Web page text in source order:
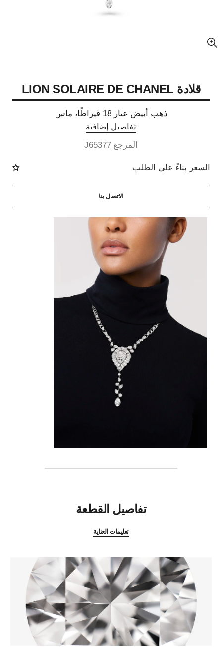
عرض مكبّر عن الصورة
قلادة LION SOLAIRE DE CHANEL
ذهب أبيض عيار 18 قيراطًا، ماس
تفاصيل إضافية
المرجع J65377
السعر بناءً على الطلب
الاتصال بنا
تفاصيل القطعة
تعليمات العناية